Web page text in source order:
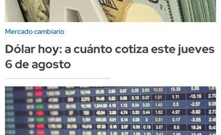
Mercado cambiario
Dólar hoy: a cuánto cotiza este jueves
6 de agosto